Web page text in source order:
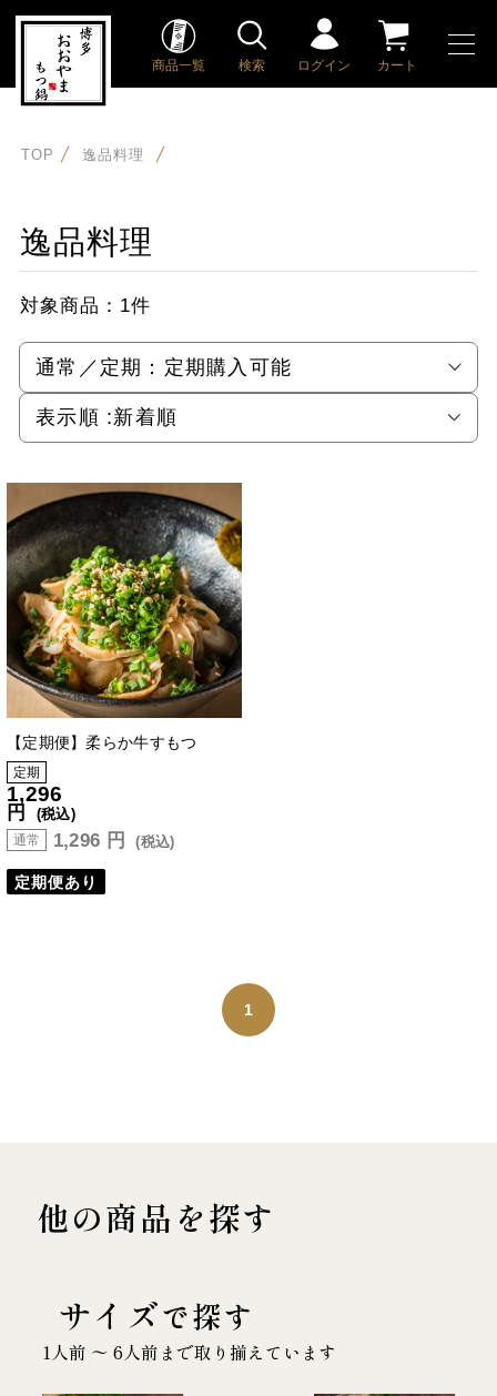
商品一覧 検索 ログイン カート
TOP 逸品料理
逸品料理
対象商品： 1件
通常／定期： 定期購入可能
表示順 :新着順
【定期便】柔らか牛すもつ
定期
1,296
円 (税込)
通常 1,296 円 (税込)
定期便あり
1
他の商品を探す
サイズで探す
1人前 〜 6人前まで取り揃えています